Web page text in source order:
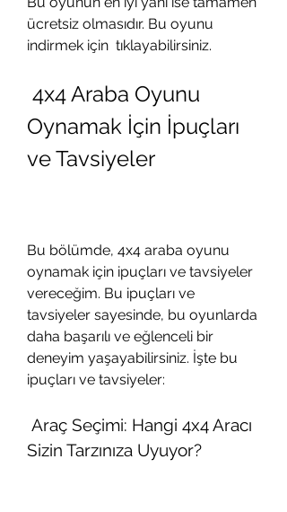
ücretsiz olmasıdır. Bu oyunu
indirmek için  tıklayabilirsiniz.
Oynamak İçin İpuçları
ve Tavsiyeler
Bu bölümde, 4x4 araba oyunu
oynamak için ipuçları ve tavsiyeler
vereceğim. Bu ipuçları ve
tavsiyeler sayesinde, bu oyunlarda
daha başarılı ve eğlenceli bir
deneyim yaşayabilirsiniz. İşte bu
ipuçları ve tavsiyeler:
Sizin Tarzınıza Uyuyor?